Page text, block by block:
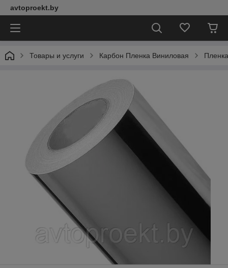
avtoproekt.by
Товары и услуги Карбон Пленка Виниловая